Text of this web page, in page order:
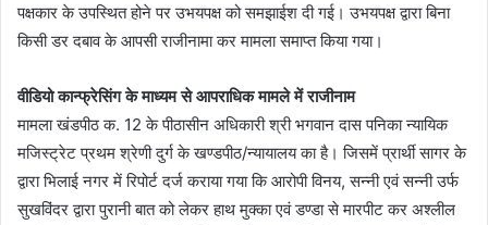
पक्षकार के उपस्थित होने पर उभयपक्ष को समझाईश दी गई। उभयपक्ष द्वारा बिना
किसी डर दबाव के आपसी राजीनामा कर मामला समाप्त किया गया।
वीडियो कान्फ्रेसिंग के माध्यम से आपराधिक मामले में राजीनाम
मामला खंडपीठ क. 12 के पीठासीन अधिकारी श्री भगवान दास पनिका न्यायिक
मजिस्ट्रेट प्रथम श्रेणी दुर्ग के खण्डपीठ/न्यायालय का है। जिसमें प्रार्थी सागर के
द्वारा भिलाई नगर में रिपोर्ट दर्ज कराया गया कि आरोपी विनय, सन्नी एवं सन्नी उर्फ
सुखविंदर द्वारा पुरानी बात को लेकर हाथ मुक्का एवं डण्डा से मारपीट कर अश्लील